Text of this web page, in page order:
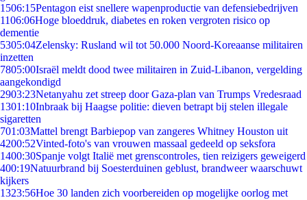
1506:15Pentagon eist snellere wapenproductie van defensiebedrijven
1106:06Hoge bloeddruk, diabetes en roken vergroten risico op
dementie
5305:04Zelensky: Rusland wil tot 50.000 Noord-Koreaanse militairen
inzetten
7805:00Israël meldt dood twee militairen in Zuid-Libanon, vergelding
aangekondigd
2903:23Netanyahu zet streep door Gaza-plan van Trumps Vredesraad
1301:10Inbraak bij Haagse politie: dieven betrapt bij stelen illegale
sigaretten
701:03Mattel brengt Barbiepop van zangeres Whitney Houston uit
4200:52Vinted-foto's van vrouwen massaal gedeeld op seksfora
1400:30Spanje volgt Italië met grenscontroles, tien reizigers geweigerd
400:19Natuurbrand bij Soesterduinen geblust, brandweer waarschuwt
kijkers
1323:56Hoe 30 landen zich voorbereiden op mogelijke oorlog met